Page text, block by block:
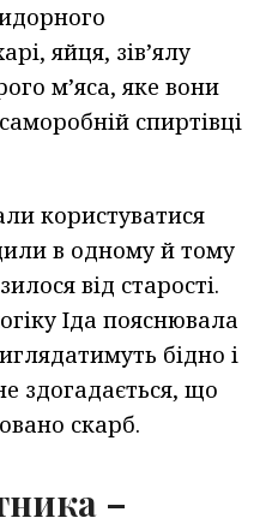
яйця, зів’ялу
м’яса, яке вони
спиртівці
користуватися
в одному й тому
від старості.
Іда пояснювала
бідно і
здогадається, що
скарб.
–